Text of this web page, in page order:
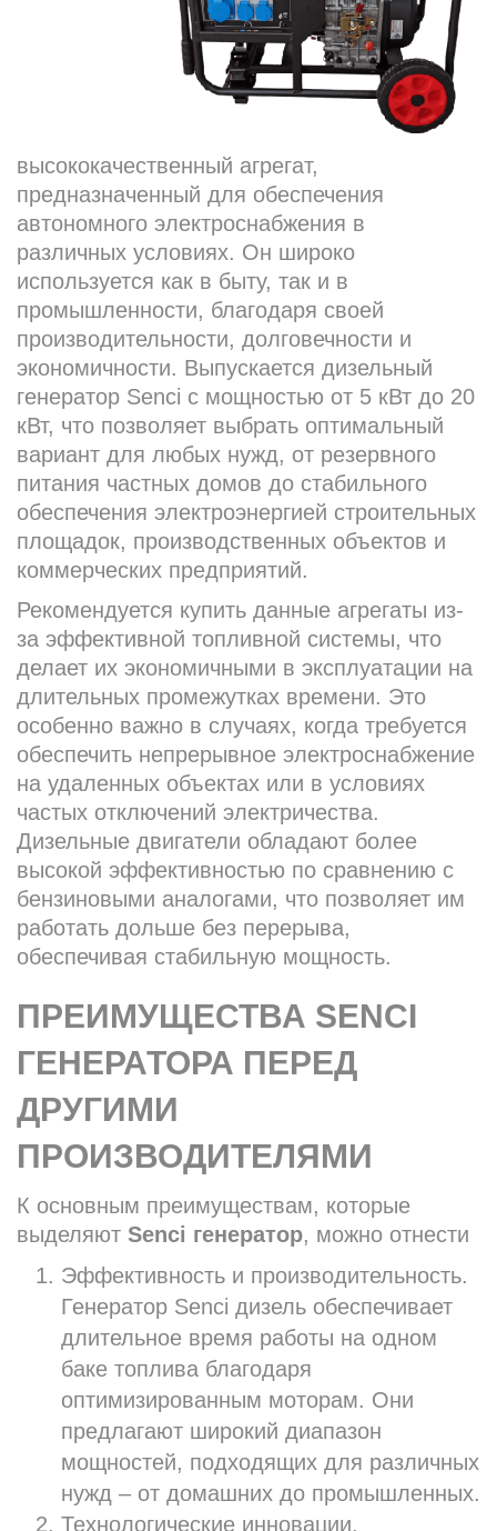
высококачественный агрегат,
предназначенный для обеспечения
автономного электроснабжения в
различных условиях. Он широко
используется как в быту, так и в
промышленности, благодаря своей
производительности, долговечности и
экономичности. Выпускается дизельный
генератор Senci с мощностью от 5 кВт до 20
кВт, что позволяет выбрать оптимальный
вариант для любых нужд, от резервного
питания частных домов до стабильного
обеспечения электроэнергией строительных
площадок, производственных объектов и
коммерческих предприятий.
Рекомендуется купить данные агрегаты из-
за эффективной топливной системы, что
делает их экономичными в эксплуатации на
длительных промежутках времени. Это
особенно важно в случаях, когда требуется
обеспечить непрерывное электроснабжение
на удаленных объектах или в условиях
частых отключений электричества.
Дизельные двигатели обладают более
высокой эффективностью по сравнению с
бензиновыми аналогами, что позволяет им
работать дольше без перерыва,
обеспечивая стабильную мощность.
ПРЕИМУЩЕСТВА SENCI
ГЕНЕРАТОРА ПЕРЕД
ДРУГИМИ
ПРОИЗВОДИТЕЛЯМИ
К основным преимуществам, которые
выделяют Senci генератор, можно отнести
Эффективность и производительность.
Генератор Senci дизель обеспечивает
длительное время работы на одном
баке топлива благодаря
оптимизированным моторам. Они
предлагают широкий диапазон
мощностей, подходящих для различных
нужд – от домашних до промышленных.
Технологические инновации.